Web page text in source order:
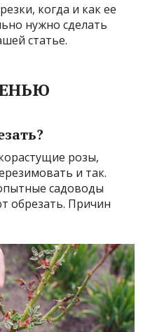
когда и как ее
нужно сделать
статье.
розы,
и так.
садоводы
обрезать. Причин